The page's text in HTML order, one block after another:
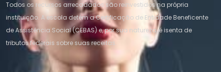
Todos os recursos arrecadados são reinvestidos na própria
instituição. A escola detém a Certificação de Entidade Beneficente
de Assistência Social (CEBAS) e, por sua natureza, é isenta de
tributos federais sobre suas receitas.